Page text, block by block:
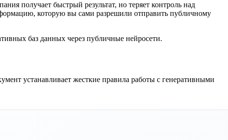
получает быстрый результат, но теряет контроль над
которую вы сами разрешили отправить публичному
баз данных через публичные нейросети.
устанавливает жесткие правила работы с генеративными